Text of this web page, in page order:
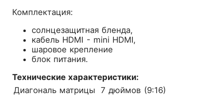
Комплектация:
солнцезащитная бленда,
кабель HDMI - mini HDMI,
шаровое крепление
блок питания.
Технические характеристики:
Диагональ матрицы 7 дюймов (9:16)